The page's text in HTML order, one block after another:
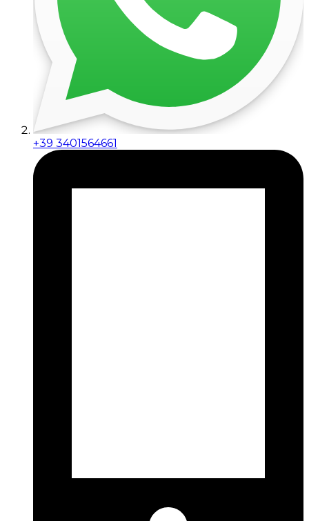
+39 3401564661